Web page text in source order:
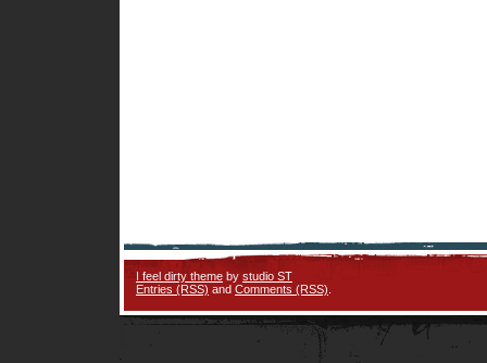
I feel dirty theme by studio ST
Entries (RSS) and Comments (RSS)